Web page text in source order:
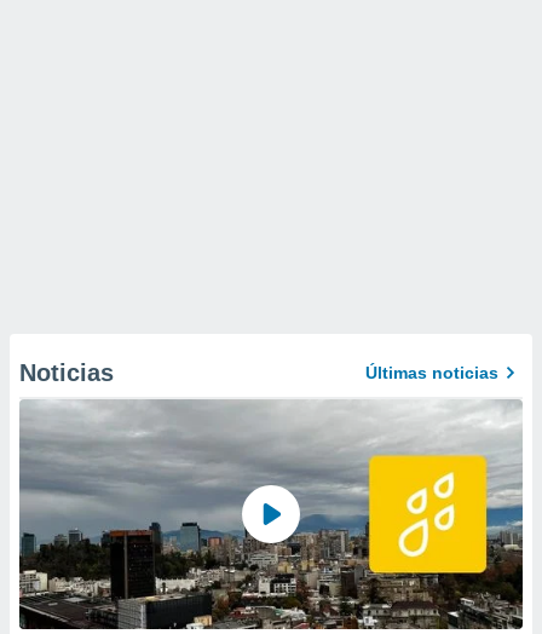
Noticias Últimas noticias